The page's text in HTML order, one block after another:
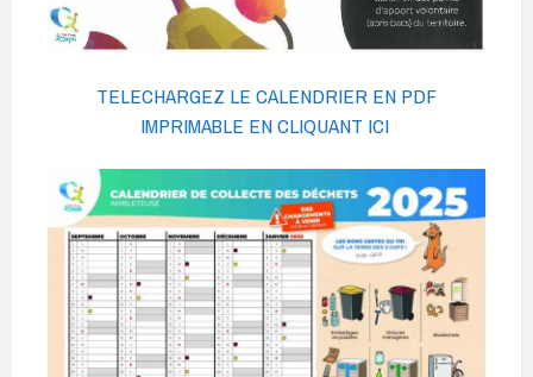
TELECHARGEZ LE CALENDRIER EN PDF
IMPRIMABLE EN CLIQUANT ICI